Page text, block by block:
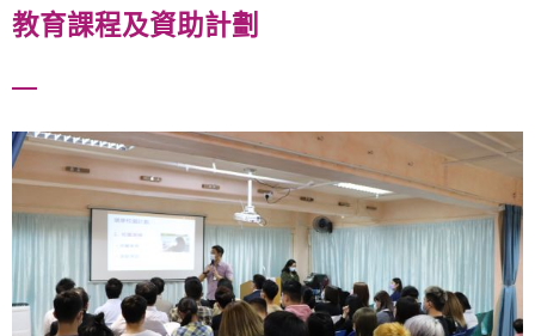
教育課程及資助計劃